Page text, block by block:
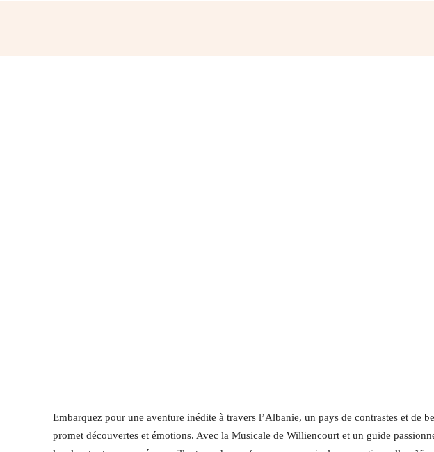
Embarquez pour une aventure inédite à travers l’Albanie, un pays de contrastes et de
promet découvertes et émotions. Avec la Musicale de Williencourt et un guide